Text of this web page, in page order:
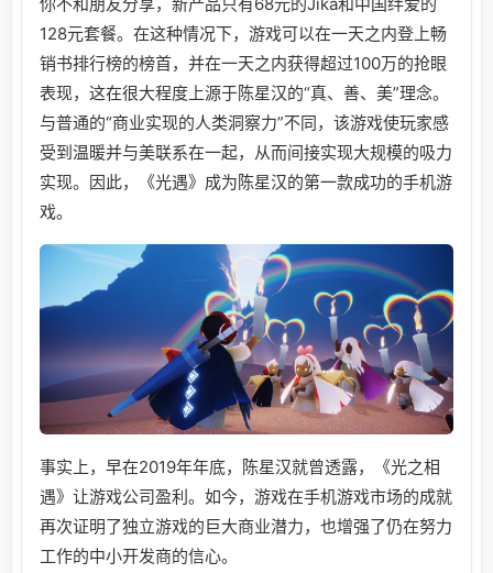
128元套餐。在这种情况下，游戏可以在一天之内登上畅
销书排行榜的榜首，并在一天之内获得超过100万的抢眼
表现，这在很大程度上源于陈星汉的“真、善、美”理念。
与普通的“商业实现的人类洞察力”不同，该游戏使玩家感
受到温暖并与美联系在一起，从而间接实现大规模的吸力
实现。因此，《光遇》成为陈星汉的第一款成功的手机游
戏。
事实上，早在2019年年底，陈星汉就曾透露，《光之相
遇》让游戏公司盈利。如今，游戏在手机游戏市场的成就
再次证明了独立游戏的巨大商业潜力，也增强了仍在努力
工作的中小开发商的信心。